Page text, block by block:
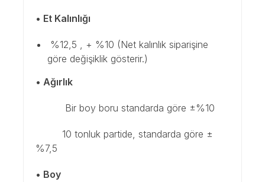
• Et Kalınlığı
%12,5 , + %10 (Net kalınlık siparişine
göre değişiklik gösterir.)
• Ağırlık
Bir boy boru standarda göre ±%10
10 tonluk partide, standarda göre ±
%7,5
• Boy